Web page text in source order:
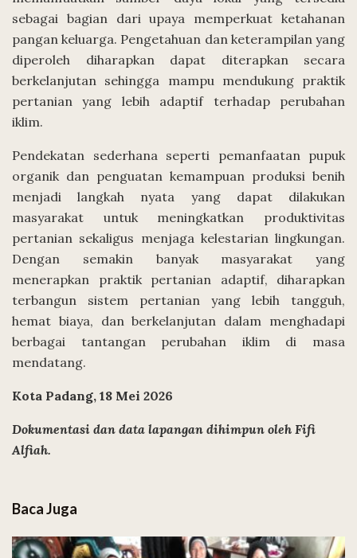
sebagai bagian dari upaya memperkuat ketahanan
pangan keluarga. Pengetahuan dan keterampilan yang
diperoleh diharapkan dapat diterapkan secara
berkelanjutan sehingga mampu mendukung praktik
pertanian yang lebih adaptif terhadap perubahan
iklim.
Pendekatan sederhana seperti pemanfaatan pupuk
organik dan penguatan kemampuan produksi benih
menjadi langkah nyata yang dapat dilakukan
masyarakat untuk meningkatkan produktivitas
pertanian sekaligus menjaga kelestarian lingkungan.
Dengan semakin banyak masyarakat yang
menerapkan praktik pertanian adaptif, diharapkan
terbangun sistem pertanian yang lebih tangguh,
hemat biaya, dan berkelanjutan dalam menghadapi
berbagai tantangan perubahan iklim di masa
mendatang.
Kota Padang, 18 Mei 2026
Dokumentasi dan data lapangan dihimpun oleh Fifi
Alfiah.
Baca Juga